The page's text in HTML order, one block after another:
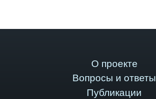
О проекте
Вопросы и ответы
Публикации